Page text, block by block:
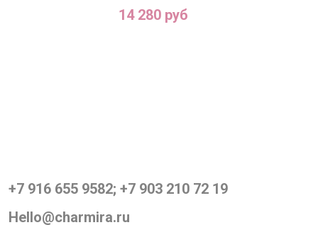
14 280 руб
+7 916 655 9582; +7 903 210 72 19
Hello@charmira.ru